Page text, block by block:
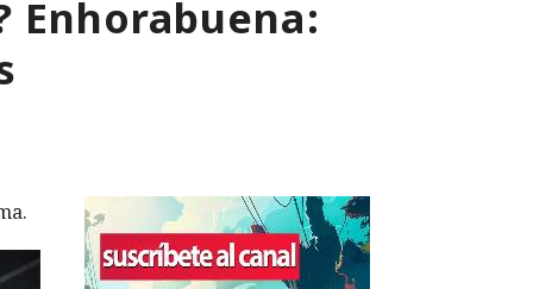
Enhorabuena: